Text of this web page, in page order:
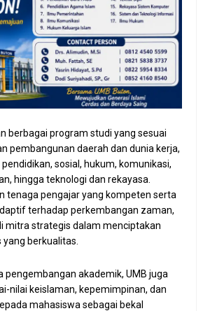
berbagai program studi yang sesuai
pembangunan daerah dan dunia kerja,
sosial, hukum, komunikasi,
hingga teknologi dan rekayasa.
tenaga pengajar yang kompeten serta
terhadap perkembangan zaman,
mitra strategis dalam menciptakan
berkualitas.
pengembangan akademik, UMB juga
nilai keislaman, kepemimpinan, dan
mahasiswa sebagai bekal